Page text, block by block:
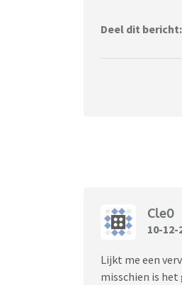
Deel dit bericht:
Cle0
10-12-
Lijkt me een
misschien is